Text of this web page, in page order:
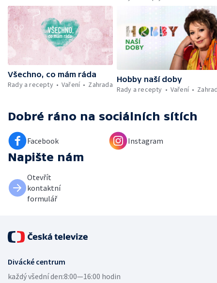
Umělecký festival Pohoda 2026 —
Vyhodnocení ankety + ČT tipy —
Vyhodnocení divácké soutěže — Práce
záchranářů v létě
Všechno, co mám ráda
Rady a recepty
Vaření Zahrada
Hobby naší doby
Rady a recepty
Vaření
Dobré ráno na sociálních sítích
Facebook Instagram
Napište nám
Otevřít
kontaktní
formulář
Divácké centrum
každý všední den:8:00—16:00 hodin